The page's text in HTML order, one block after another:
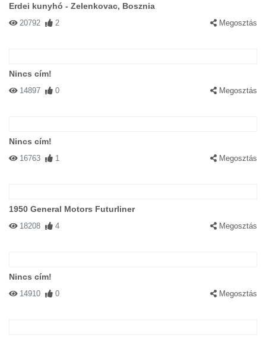
Erdei kunyhó - Zelenkovac, Bosznia
20792 2 Megosztás
Nincs cím!
14897 0 Megosztás
Nincs cím!
16763 1 Megosztás
1950 General Motors Futurliner
18208 4 Megosztás
Nincs cím!
14910 0 Megosztás